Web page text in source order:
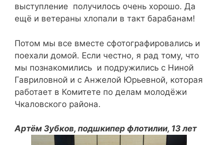
выступление получилось очень хорошо. Да
ещё и ветераны хлопали в такт барабанам!
Потом мы все вместе сфотографировались и
поехали домой. Если честно, я рад тому, что
мы познакомились и подружились с Ниной
Гавриловной и с Анжелой Юрьевной, которая
работает в Комитете по делам молодёжи
Чкаловского района.
Артём Зубков, подшкипер флотилии, 13 лет